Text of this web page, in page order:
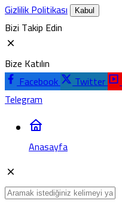
Gizlilik Politikası
Kabul
Bizi Takip Edin
Bize Katılın
Facebook
Twitter
Telegram
Anasayfa